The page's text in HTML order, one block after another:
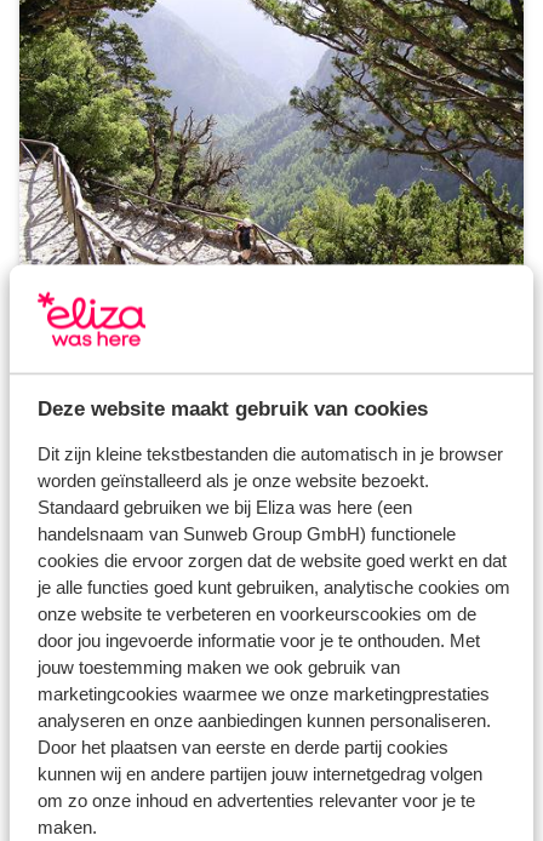
Deze website maakt gebruik van cookies
Dit zijn kleine tekstbestanden die automatisch in je browser
worden geïnstalleerd als je onze website bezoekt.
Standaard gebruiken we bij Eliza was here (een
handelsnaam van Sunweb Group GmbH) functionele
cookies die ervoor zorgen dat de website goed werkt en dat
je alle functies goed kunt gebruiken, analytische cookies om
onze website te verbeteren en voorkeurscookies om de
door jou ingevoerde informatie voor je te onthouden. Met
jouw toestemming maken we ook gebruik van
marketingcookies waarmee we onze marketingprestaties
analyseren en onze aanbiedingen kunnen personaliseren.
Door het plaatsen van eerste en derde partij cookies
kunnen wij en andere partijen jouw internetgedrag volgen
om zo onze inhoud en advertenties relevanter voor je te
maken.
De indrukwekkende
Samariakloof
Wandelen in de smalste kloof ter wereld? Dat kan
hier! Tussen mei en oktober kun je hier doorheen
wandelen (tip: breng stevige schoenen mee!) en je
zult versteld staan van het indrukwekkende
landschap. Onderweg kom je langs het verlaten
dorpje Samaria, waar nu vooral berggeiten leven.
Durf jij deze wandeling van 16 kilometer aan?
Ontdek de andere regio's
Zakynthos